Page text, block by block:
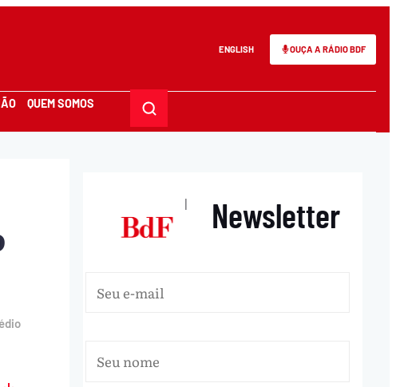
ENGLISH OUÇA A RÁDIO BDF
QUEM SOMOS
| Newsletter